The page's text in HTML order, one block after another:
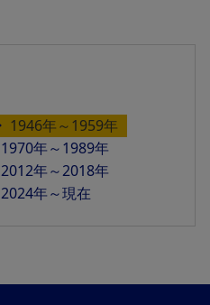
1946年～1959年
1970年～1989年
2012年～2018年
2024年～現在